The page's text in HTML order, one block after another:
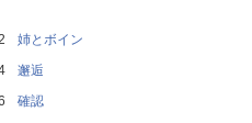
姉とボイン
邂逅
確認